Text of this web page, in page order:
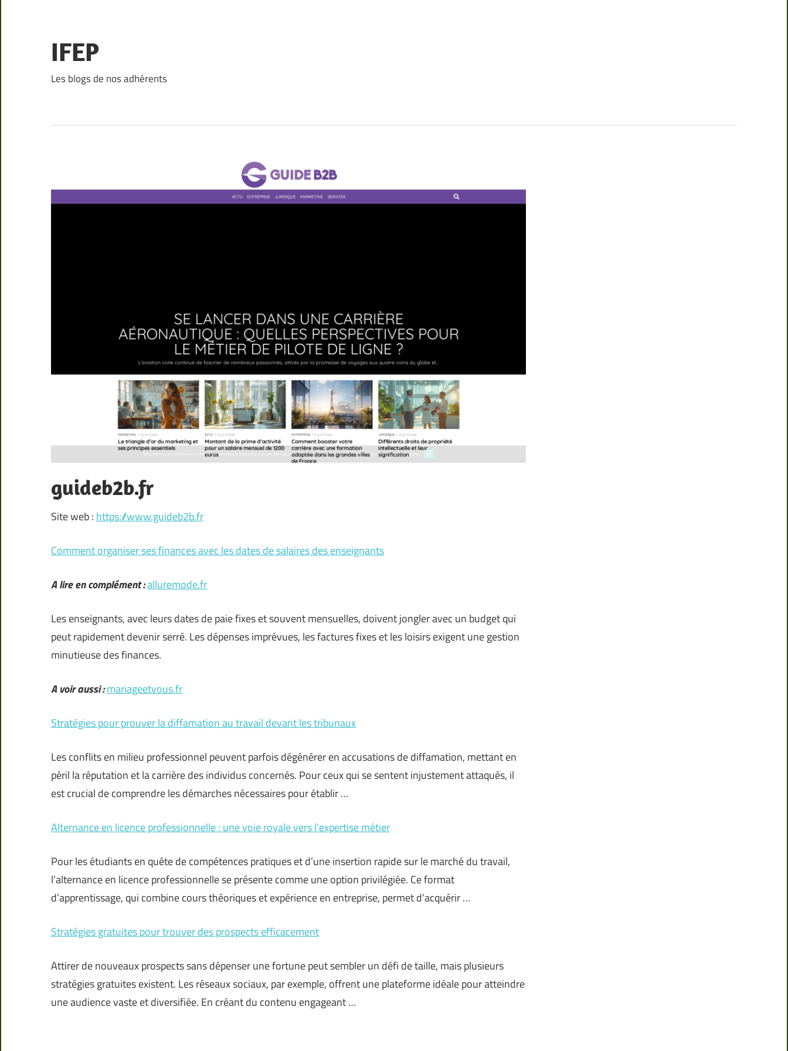
content
IFEP
Les blogs de nos adhérents
guideb2b.fr
Site web : https://www.guideb2b.fr
Comment organiser ses finances avec les dates de salaires des enseignants
A lire en complément :alluremode.fr
Les enseignants, avec leurs dates de paie fixes et souvent mensuelles, doivent jongler avec un budget qui
peut rapidement devenir serré. Les dépenses imprévues, les factures fixes et les loisirs exigent une gestion
minutieuse des finances.
A voir aussi :mariageetvous.fr
Stratégies pour prouver la diffamation au travail devant les tribunaux
Les conflits en milieu professionnel peuvent parfois dégénérer en accusations de diffamation, mettant en
péril la réputation et la carrière des individus concernés. Pour ceux qui se sentent injustement attaqués, il
est crucial de comprendre les démarches nécessaires pour établir …
Alternance en licence professionnelle : une voie royale vers l’expertise métier
Pour les étudiants en quête de compétences pratiques et d’une insertion rapide sur le marché du travail,
l’alternance en licence professionnelle se présente comme une option privilégiée. Ce format
d’apprentissage, qui combine cours théoriques et expérience en entreprise, permet d’acquérir …
Stratégies gratuites pour trouver des prospects efficacement
Attirer de nouveaux prospects sans dépenser une fortune peut sembler un défi de taille, mais plusieurs
stratégies gratuites existent. Les réseaux sociaux, par exemple, offrent une plateforme idéale pour atteindre
une audience vaste et diversifiée. En créant du contenu engageant …